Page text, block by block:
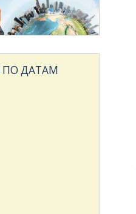
ПО ДАТАМ